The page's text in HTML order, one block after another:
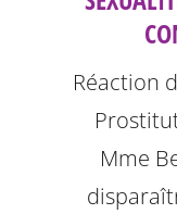
Réaction
Mme